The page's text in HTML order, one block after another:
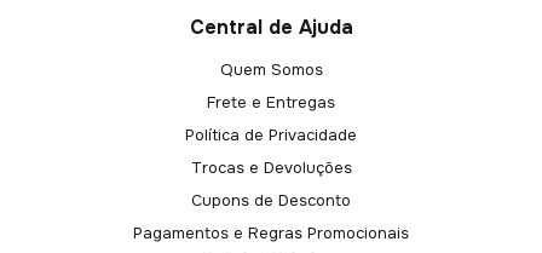
Central de Ajuda
Quem Somos
Frete e Entregas
Política de Privacidade
Trocas e Devoluções
Cupons de Desconto
Pagamentos e Regras Promocionais